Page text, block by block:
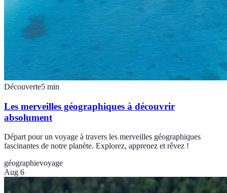
Découverte5 min
Les merveilles géographiques à découvrir
absolument
Départ pour un voyage à travers les merveilles géographiques
fascinantes de notre planète. Explorez, apprenez et rêvez !
géographievoyage
Aug 6